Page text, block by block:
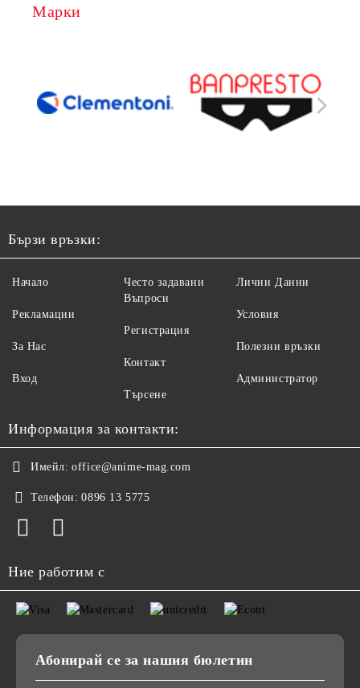
Марки
Бързи връзки:
Начало
Рекламации
За Нас
Вход
Често задавани
Въпроси
Регистрация
Контакт
Търсене
Лични Данни
Условия
Полезни връзки
Администратор
Информация за контакти:
Имейл: office@anime-mag.com
Телефон: 0896 13 5775
Ние работим с
Абонирай се за нашия бюлетин